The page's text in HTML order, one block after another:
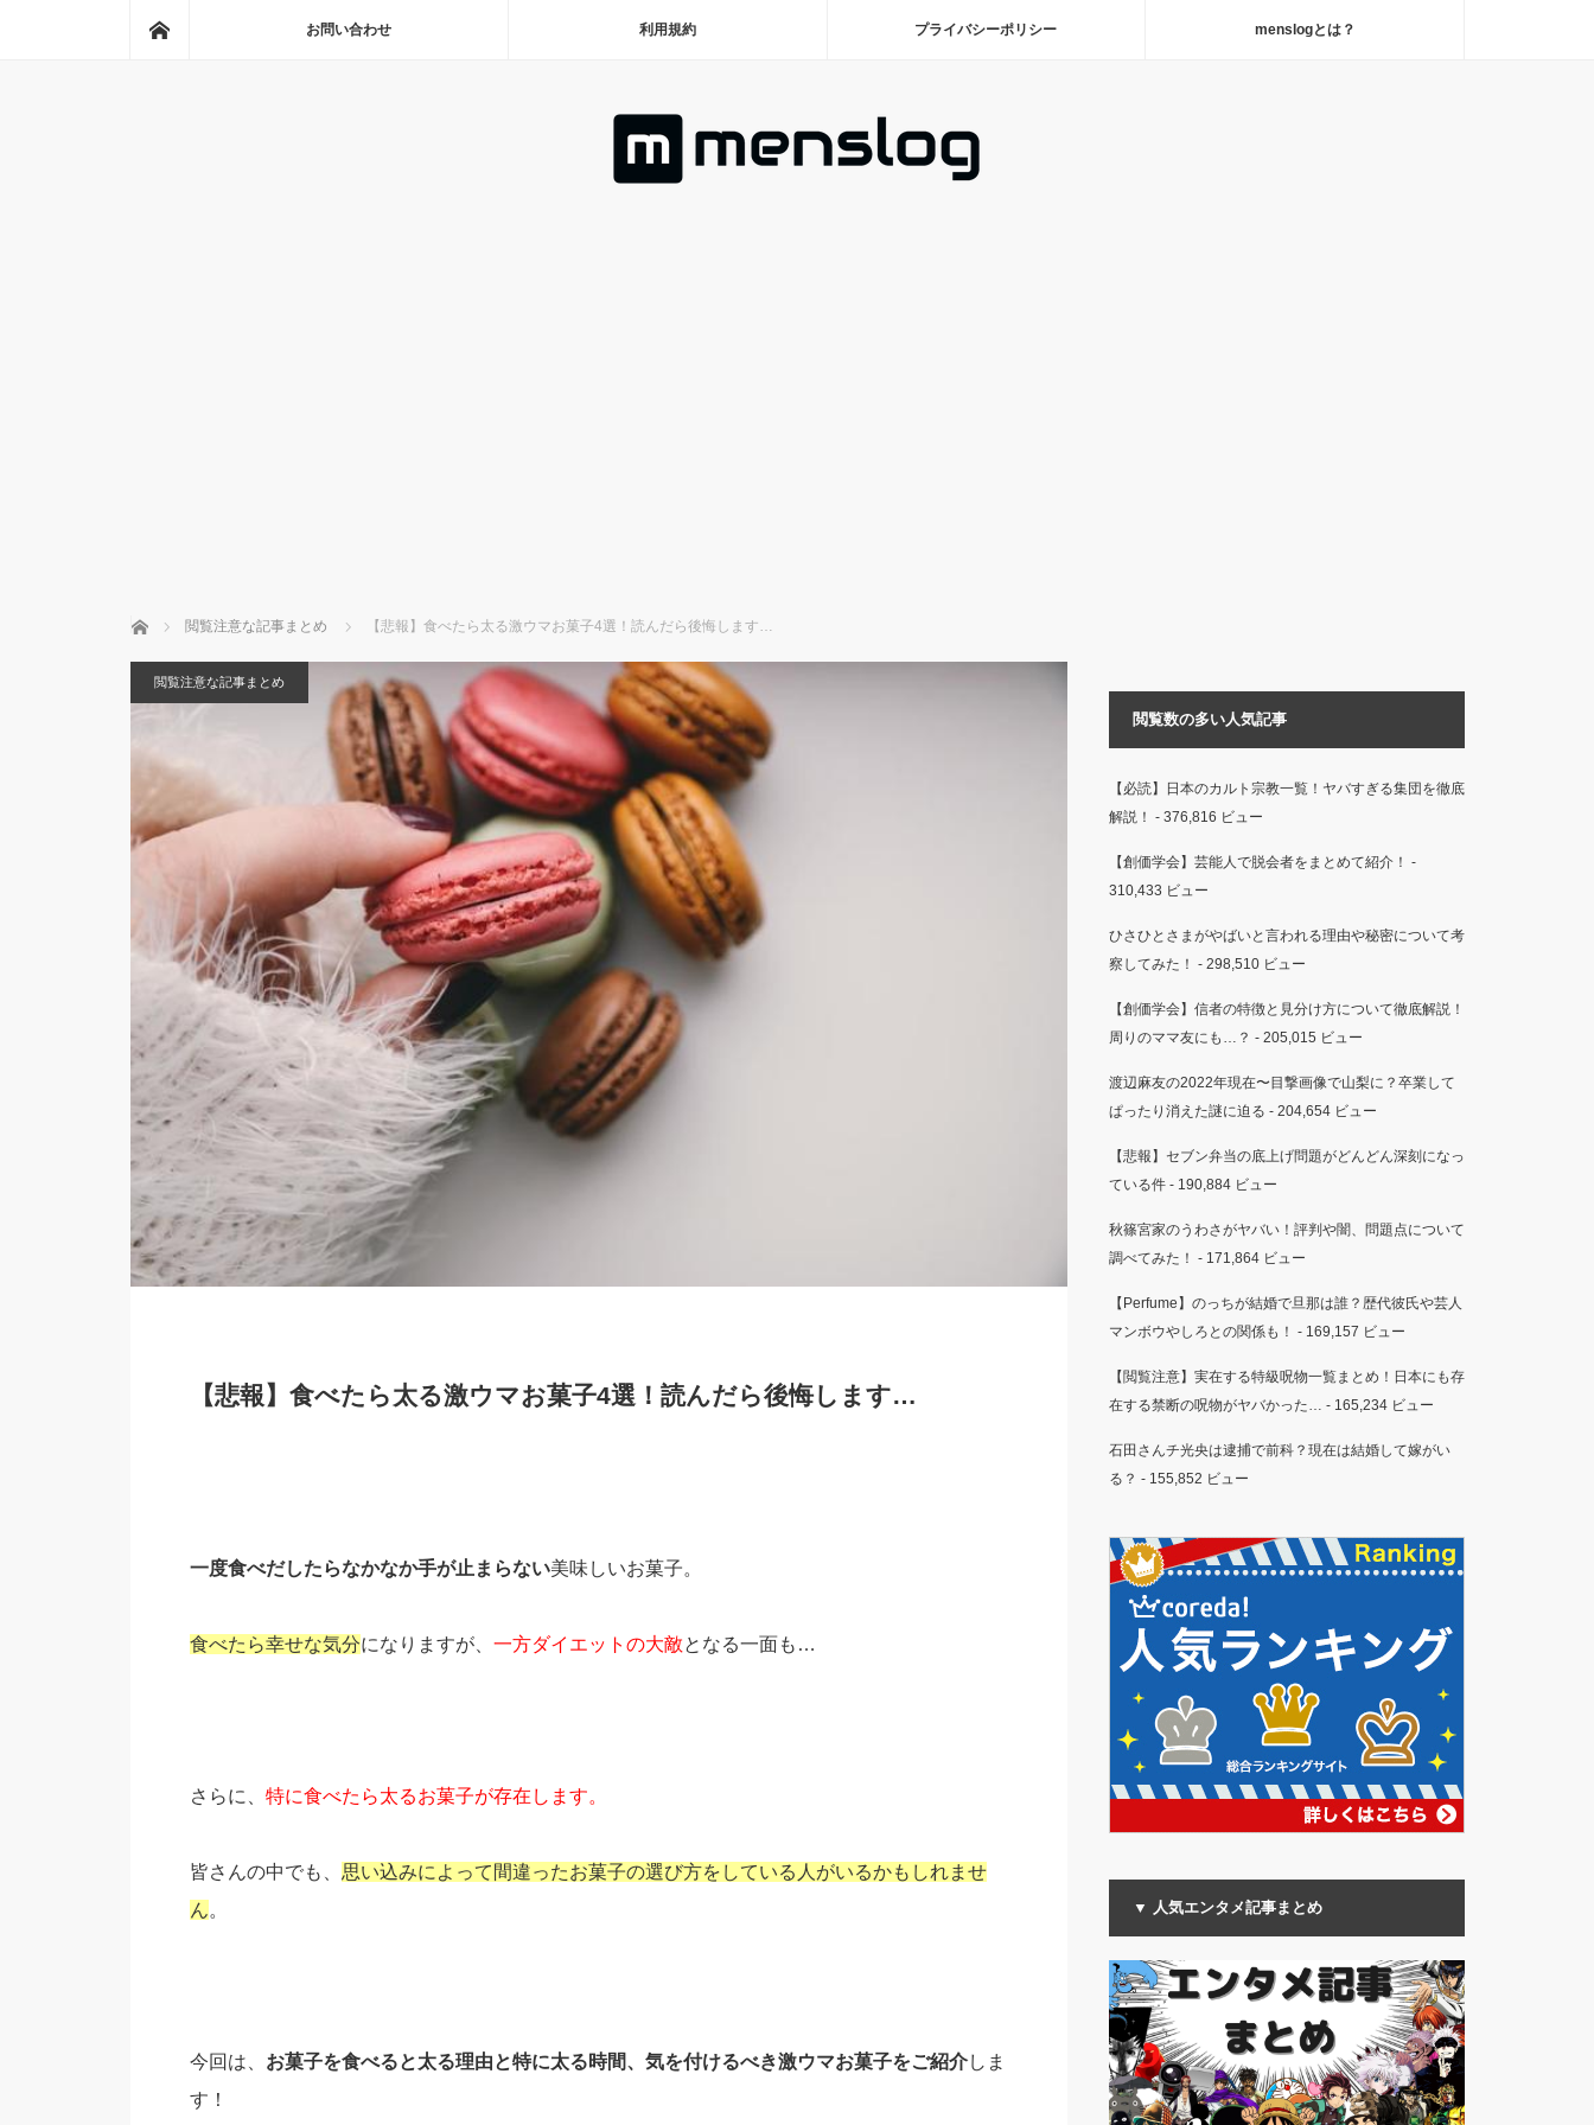
お問い合わせ 利用規約 プライバシーポリシー menslogとは？
ホーム 閲覧注意な記事まとめ 【悲報】食べたら太る激ウマお菓子4選！読んだら後悔します…
閲覧注意な記事まとめ
【悲報】食べたら太る激ウマお菓子4選！読んだら後悔します…
一度食べだしたらなかなか手が止まらない美味しいお菓子。
食べたら幸せな気分になりますが、 一方ダイエットの大敵となる一面も…
さらに、 特に食べたら太るお菓子が存在します。
皆さんの中でも、 思い込みによって間違ったお菓子の選び方をしている人がいるかもしれませ
ん。
今回は、 お菓子を食べると太る理由と特に太る時間、気を付けるべき激ウマお菓子をご紹介しま
す！
閲覧数の多い人気記事
【必読】日本のカルト宗教一覧！ヤバすぎる集団を徹底
解説！ - 376,816 ビュー
【創価学会】芸能人で脱会者をまとめて紹介！ -
310,433 ビュー
ひさひとさまがやばいと言われる理由や秘密について考
察してみた！ - 298,510 ビュー
【創価学会】信者の特徴と見分け方について徹底解説！
周りのママ友にも…？ - 205,015 ビュー
渡辺麻友の2022年現在〜目撃画像で山梨に？卒業して
ぱったり消えた謎に迫る - 204,654 ビュー
【悲報】セブン弁当の底上げ問題がどんどん深刻になっ
ている件- 190,884 ビュー
秋篠宮家のうわさがヤバい！評判や闇、問題点について
調べてみた！ - 171,864 ビュー
【Perfume】のっちが結婚で旦那は誰？歴代彼氏や芸人
マンボウやしろとの関係も！ - 169,157 ビュー
【閲覧注意】実在する特級呪物一覧まとめ！日本にも存
在する禁断の呪物がヤバかった… - 165,234 ビュー
石田さんチ光央は逮捕で前科？現在は結婚して嫁がい
る？ - 155,852 ビュー
▼ 人気エンタメ記事まとめ